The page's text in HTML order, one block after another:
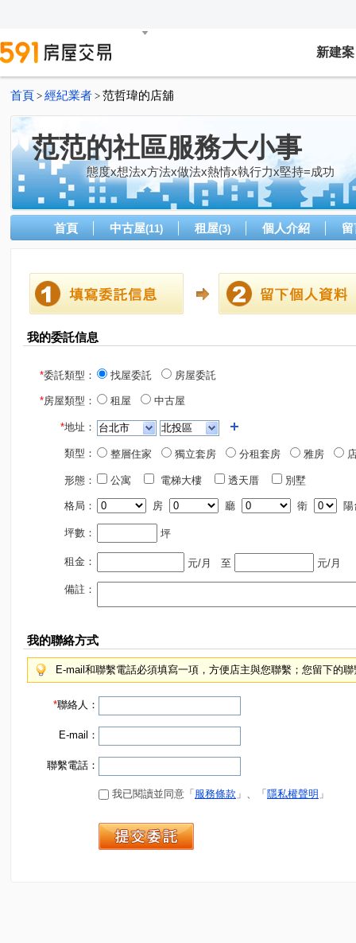
新建案
首頁 > 經紀業者 > 范哲瑋的店舖
范范的社區服務大小事
態度x想法x方法x做法x熱情x執行力x堅持=成功
首頁 中古屋(11) 租屋(3) 個人介紹
我的委託信息
*委託類型： 找屋委託 房屋委託
*房屋類型： 租屋 中古屋
*地址：
類型： 整層住家 獨立套房 分租套房 雅房
形態： 公寓 電梯大樓 透天厝 別墅
格局： 房 廳 衛 陽
坪數： 坪
租金： 元/月 至 元/月
備註：
我的聯絡方式
E-mail和聯繫電話必須填寫一項，方便店主與您聯繫；您留下的
*聯絡人：
E-mail：
聯繫電話：
我已閱讀並同意「 服務條款 」、「 隱私權聲明 」